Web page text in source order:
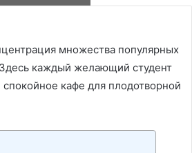
множества популярных
каждый желающий студент
кафе для плодотворной